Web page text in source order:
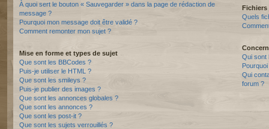
À quoi sert le bouton « Sauvegarder » dans la page de rédaction de
message ?
Pourquoi mon message doit être validé ?
Comment remonter mon sujet ?
Mise en forme et types de sujet
Que sont les BBCodes ?
Puis-je utiliser le HTML ?
Que sont les smileys ?
Puis-je publier des images ?
Que sont les annonces globales ?
Que sont les annonces ?
Que sont les post-it ?
Que sont les sujets verrouillés ?
Quels
Qui sont
Qui
forum ?